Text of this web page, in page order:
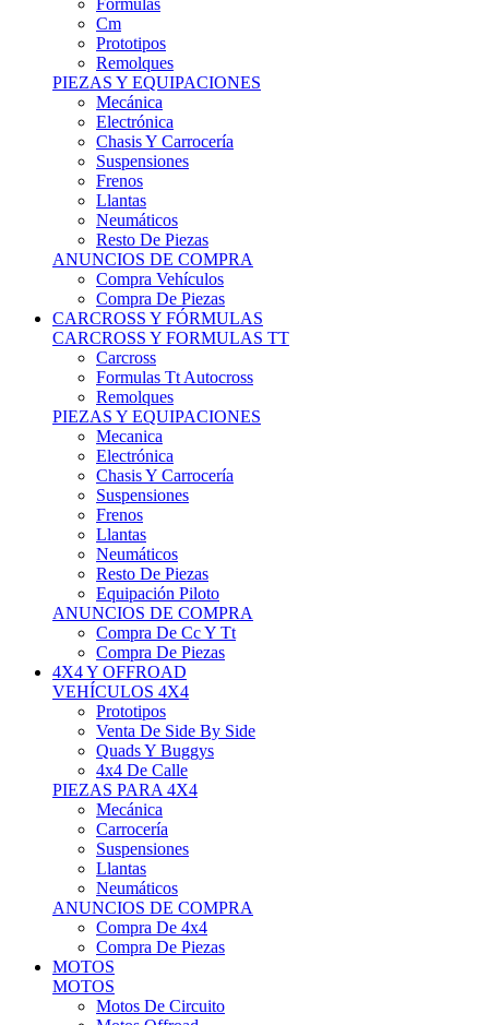
Fórmulas
Cm
Prototipos
Remolques
PIEZAS Y EQUIPACIONES
Mecánica
Electrónica
Chasis Y Carrocería
Suspensiones
Frenos
Llantas
Neumáticos
Resto De Piezas
ANUNCIOS DE COMPRA
Compra Vehículos
Compra De Piezas
CARCROSS Y FÓRMULAS
CARCROSS Y FORMULAS TT
Carcross
Formulas Tt Autocross
Remolques
PIEZAS Y EQUIPACIONES
Mecanica
Electrónica
Chasis Y Carrocería
Suspensiones
Frenos
Llantas
Neumáticos
Resto De Piezas
Equipación Piloto
ANUNCIOS DE COMPRA
Compra De Cc Y Tt
Compra De Piezas
4X4 Y OFFROAD
VEHÍCULOS 4X4
Prototipos
Venta De Side By Side
Quads Y Buggys
4x4 De Calle
PIEZAS PARA 4X4
Mecánica
Carrocería
Suspensiones
Llantas
Neumáticos
ANUNCIOS DE COMPRA
Compra De 4x4
Compra De Piezas
MOTOS
MOTOS
Motos De Circuito